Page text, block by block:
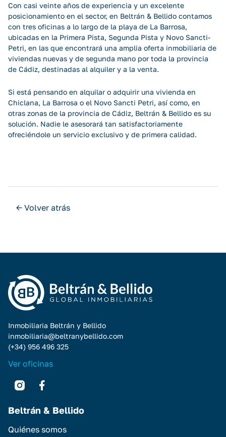
Con casi veinte años de experiencia y un excelente
posicionamiento en el sector, en Beltrán & Bellido contamos
con tres oficinas a lo largo de la playa de La Barrosa,
ubicadas en la Primera Pista, Segunda Pista y Novo Sancti-
Petri, en las que encontrará una amplia oferta inmobiliaria de
viviendas nuevas y de segunda mano por toda la provincia
de Cádiz, destinadas al alquiler y a la venta.
Si está pensando en alquilar o adquirir una vivienda en
Chiclana, La Barrosa o el Novo Sancti Petri, así como, en
otras zonas de la provincia de Cádiz, Beltrán & Bellido es su
solución. Nadie le asesorará tan satisfactoriamente
ofreciéndole un servicio exclusivo y de primera calidad.
← Volver atrás
Inmobiliaria Beltrán y Bellido
inmobiliaria@beltranybellido.com
(+34) 956 496 325
Ver oficinas
Beltrán & Bellido
Quiénes somos